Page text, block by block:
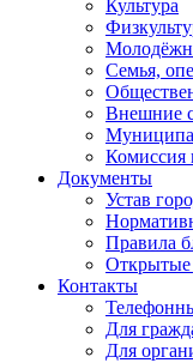
Культура
Семья,
Внешние
Комиссия
Документы
Устав
Правила
Открытые
Контакты
Для
Для